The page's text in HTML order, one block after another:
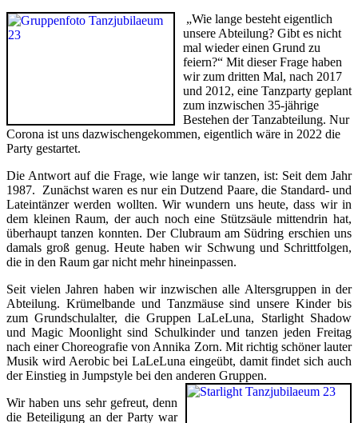
„Wie lange besteht eigentlich
unsere Abteilung? Gibt es nicht
mal wieder einen Grund zu
feiern?“ Mit dieser Frage haben
wir zum dritten Mal, nach 2017
und 2012, eine Tanzparty geplant
zum inzwischen 35-jährige
Bestehen der Tanzabteilung. Nur
Corona ist uns dazwischengekommen, eigentlich wäre in 2022 die
Party gestartet.
Die Antwort auf die Frage, wie lange wir tanzen, ist: Seit dem Jahr
1987. Zunächst waren es nur ein Dutzend Paare, die Standard- und
Lateintänzer werden wollten. Wir wundern uns heute, dass wir in
dem kleinen Raum, der auch noch eine Stützsäule mittendrin hat,
überhaupt tanzen konnten. Der Clubraum am Südring erschien uns
damals groß genug. Heute haben wir Schwung und Schrittfolgen,
die in den Raum gar nicht mehr hineinpassen.
Seit vielen Jahren haben wir inzwischen alle Altersgruppen in der
Abteilung. Krümelbande und Tanzmäuse sind unsere Kinder bis
zum Grundschulalter, die Gruppen LaLeLuna, Starlight Shadow
und Magic Moonlight sind Schulkinder und tanzen jeden Freitag
nach einer Choreografie von Annika Zorn. Mit richtig schöner lauter
Musik wird Aerobic bei LaLeLuna eingeübt, damit findet sich auch
der Einstieg in Jumpstyle bei den anderen Gruppen.
Wir haben uns sehr gefreut, denn
die Beteiligung an der Party war